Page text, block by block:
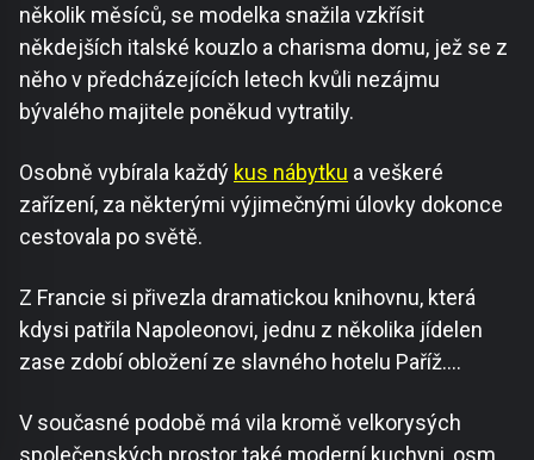
několik měsíců, se modelka snažila vzkřísit
někdejších italské kouzlo a charisma domu, jež se z
něho v předcházejících letech kvůli nezájmu
bývalého majitele poněkud vytratily.
Osobně vybírala každý kus nábytku a veškeré
zařízení, za některými výjimečnými úlovky dokonce
cestovala po světě.
Z Francie si přivezla dramatickou knihovnu, která
kdysi patřila Napoleonovi, jednu z několika jídelen
zase zdobí obložení ze slavného hotelu Paříž….
V současné podobě má vila kromě velkorysých
společenských prostor také moderní kuchyni, osm